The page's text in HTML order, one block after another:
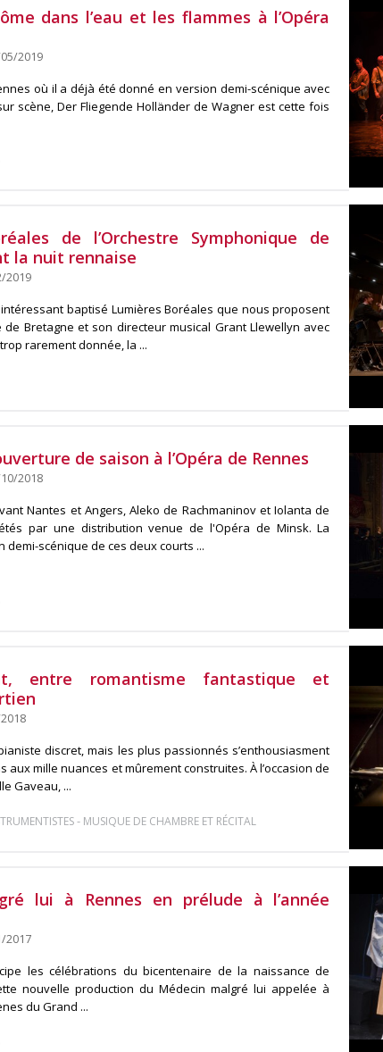
dans l’eau et les flammes à l’Opéra
2019
où il a déjà été donné en version demi-scénique avec
scène, Der Fliegende Holländer de Wagner est cette fois
de l’Orchestre Symphonique de
la nuit rennaise
2019
baptisé Lumières Boréales que nous proposent
de Bretagne et son directeur musical Grant Llewellyn avec
rarement donnée, la ...
de saison à l’Opéra de Rennes
2018
Nantes et Angers, Aleko de Rachmaninov et Iolanta de
par une distribution venue de l'Opéra de Minsk. La
scénique de ces deux courts ...
entre romantisme fantastique et
discret, mais les plus passionnés s’enthousiasment
mille nuances et mûrement construites. À l’occasion de
Gaveau, ...
- MUSIQUE DE CHAMBRE ET RÉCITAL
lui à Rennes en prélude à l’année
2017
les célébrations du bicentenaire de la naissance de
nouvelle production du Médecin malgré lui appelée à
du Grand ...